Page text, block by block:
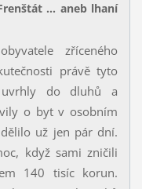
... aneb lhaní
zříceného
právě tyto
uvrhly do dluhů a
o byt v osobním
už jen pár dní.
když sami zničili
140 tisíc korun.